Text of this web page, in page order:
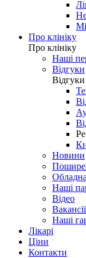
Про клініку
Про клініку
Наші
Відгуки
Відгуки
Новини
Наші
Відео
Вакансії
Наші
Лікарі
Ціни
Контакти